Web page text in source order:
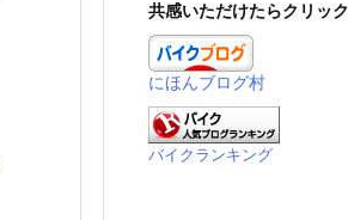
ブ
共感いただけたらクリッ
にほんブログ村
バイクランキング